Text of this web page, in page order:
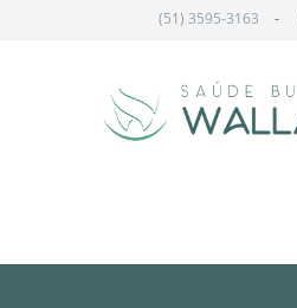
(51) 3595-3163 -